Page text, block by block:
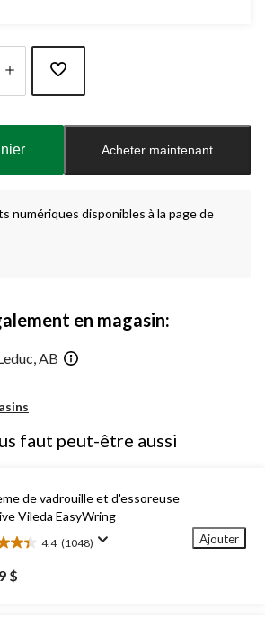
Acheter maintenant
numériques disponibles à la page de
en magasin:
AB
faut peut-être aussi
de vadrouille et d'essoreuse
Vileda EasyWring
4.4 (1048)
$
Ajouter